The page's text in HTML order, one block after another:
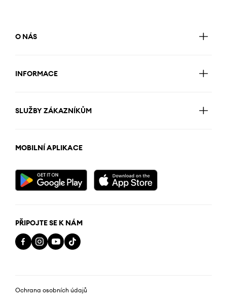
O NÁS
INFORMACE
SLUŽBY ZÁKAZNÍKŮM
MOBILNÍ APLIKACE
PŘIPOJTE SE K NÁM
Ochrana osobních údajů